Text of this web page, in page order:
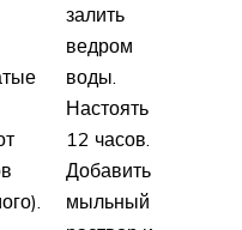
залить
ведром
воды.
Настоять
12 часов.
Добавить
мыльный